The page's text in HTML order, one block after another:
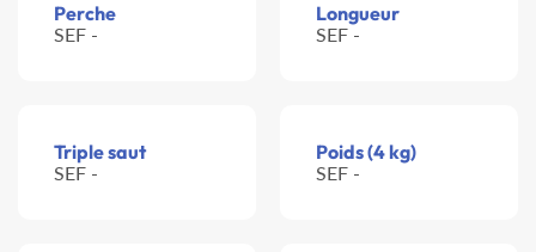
Perche
SEF -
Longueur
SEF -
Triple saut
SEF -
Poids (4 kg)
SEF -